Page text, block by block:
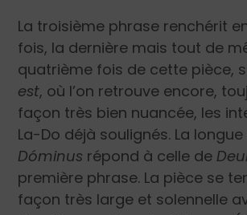
La troisième phrase renchérit
fois, la dernière mais tout de
quatrième fois de cette pièce,
est, où l’on retrouve encore,
façon très bien nuancée, les
La-Do déjà soulignés. La
Dóminus répond à celle de
première phrase. La pièce se
façon très large et solennelle